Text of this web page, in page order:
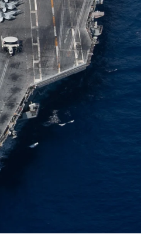
إصبعك من الحروف أثناء التمرير
احتمالية الكلمة التي اخترتها.
وعندما ترفع إصبعك عن الشاشة،
كلمة محتملة. وقد ترى أيضاً كلمات
غرار اقتراحات التصحيح التلقائي.
كيف ومتى؟
ويمكنك استخدام ميزة الكتابة
النص، مثل الرسائل النصية ورسائل
والكتابة بالتمرير هي ميزة